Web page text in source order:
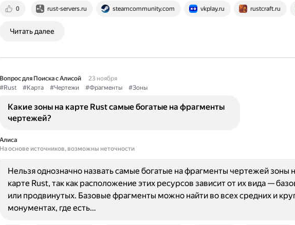
0 rust-servers.ru steamcommunity.com vkplay.ru rustcraft.ru
Читать далее
Вопрос для Поиска с Алисой
23 ноября
#Rust
#Карта #Чертежи #Фрагменты #Зоны
Какие зоны на карте Rust самые богатые на фрагменты
чертежей?
Алиса
На основе источников, возможны неточности
Нельзя однозначно назвать самые богатые на фрагменты чертежей зоны
карте Rust, так как расположение этих ресурсов зависит от их вида —
или продвинутых. Базовые фрагменты можно найти во всех средних и
монументах, где есть…